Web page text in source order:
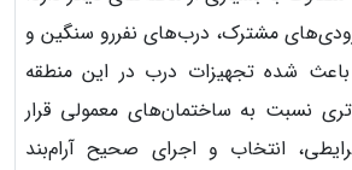
مشترک، درب‌های نفررو سنگین و
باعث شده تجهیزات درب در این منطقه
نسبت به ساختمان‌های معمولی قرار
انتخاب و اجرای صحیح آرام‌بند